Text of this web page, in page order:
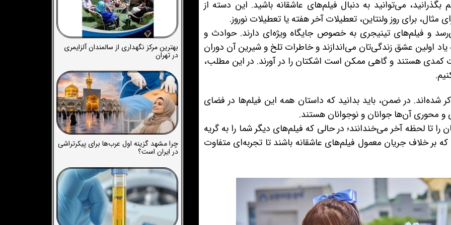
می‌توانید به دنبال فیلم‌های عاشقانه باشید. این دسته از
برای روز ولنتاین، تعطیلات آخر هفته یا تعطیلات نوروز.
و فیلم‌های تینیجری به خصوص جایگاه ویژه‌ای دارند. حوادث و
یاد اولین عشق زندگی‌تان می‌اندازند و خاطرات تلخ و شیرین آن دوران
کمدی هستند و گاهی ممکن است اشکتان را در آورند. در این مطلب،
در ضمن، باید بدانید که داستان همه این فیلم‌ها در فضای
محوری آن‌ها جوانان و نوجوانان هستند.
تا لحظه آخر می‌خندانند؛ در حالی که فیلم‌های دیگر شما را به گریه
بر خلاف جریان معمول فیلم‌های عاشقانه باشند تا تجربه‌ای متفاوت
بهترین مرکز نگهداری از سالمندان آلزایمری
در تهران
چرا مشهد گزینه اول عرب‌ها برای پیکرتراشی
در ایران است؟